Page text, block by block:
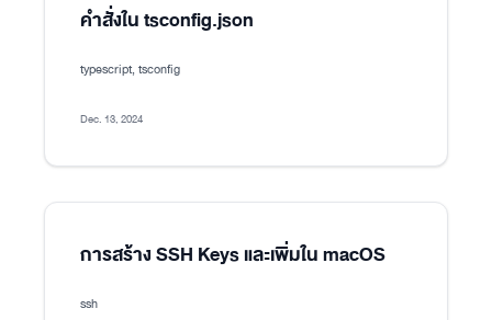
คำสั่งใน tsconfig.json
typescript, tsconfig
Dec. 13, 2024
การสร้าง SSH Keys และเพิ่มใน macOS
ssh